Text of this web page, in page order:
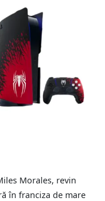
Morales, revin
în franciza de mare